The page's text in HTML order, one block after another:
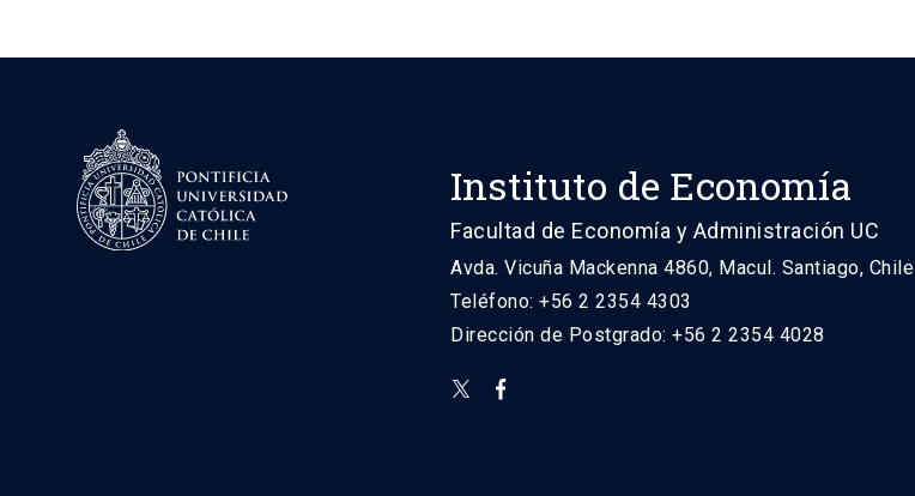
Instituto de Economía
Facultad de Economía y Administración UC
Avda. Vicuña Mackenna 4860, Macul. Santiago, Chile
Teléfono: +56 2 2354 4303
Dirección de Postgrado: +56 2 2354 4028